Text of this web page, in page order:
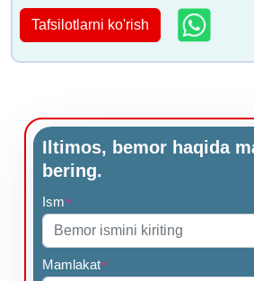
Tafsilotlarni ko'rish
Iltimos, bemor haqida
bering.
Ism*
Mamlakat*